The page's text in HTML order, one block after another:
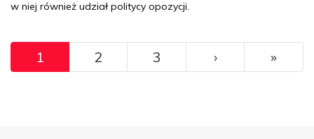
w niej również udział politycy opozycji.
Pagination
1 2 3 ››› »